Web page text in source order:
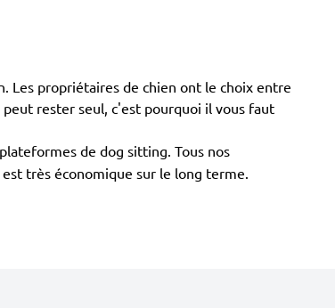
Les propriétaires de chien ont le choix entre
rester seul, c'est pourquoi il vous faut
de dog sitting. Tous nos
très économique sur le long terme.